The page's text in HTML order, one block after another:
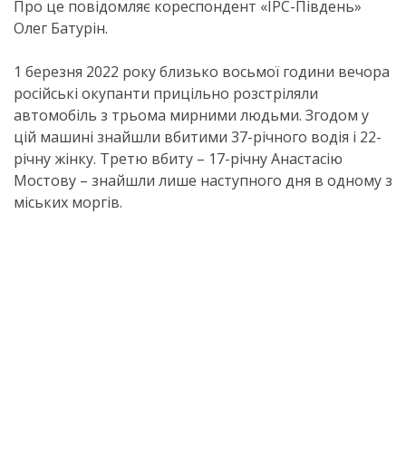
Про це повідомляє кореспондент «ІРС-Південь»
Олег Батурін.
1 березня 2022 року близько восьмої години вечора
російські окупанти прицільно розстріляли
автомобіль з трьома мирними людьми. Згодом у
цій машині знайшли вбитими 37-річного водія і 22-
річну жінку. Третю вбиту – 17-річну Анастасію
Мостову – знайшли лише наступного дня в одному з
міських моргів.